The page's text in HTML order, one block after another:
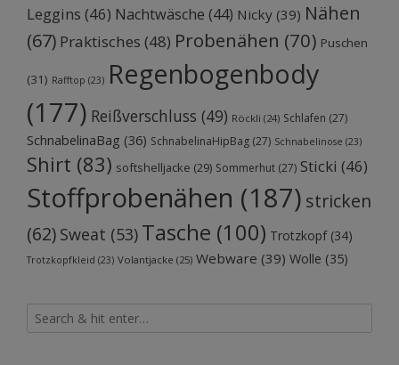
Leggins (46) Nachtwäsche (44) Nicky (39) Nähen
(67) Praktisches (48) Probenähen (70) Puschen
(31) Rafftop (23) Regenbogenbody
(177) Reißverschluss (49) Röckli (24) Schlafen (27)
SchnabelinaBag (36) SchnabelinaHipBag (27) Schnabelinose (23)
Shirt (83) softshelljacke (29) Sommerhut (27) Sticki (46)
Stoffprobenähen (187) stricken
(62) Sweat (53) Tasche (100) Trotzkopf(34)
Trotzkopfkleid (23) Volantjacke (25) Webware (39) Wolle (35)